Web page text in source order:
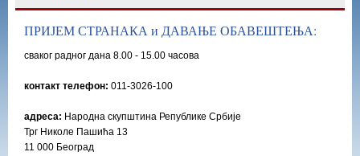
ПРИЈЕМ СТРАНАКА и ДАВАЊЕ ОБАВЕШТЕЊА:
сваког радног дана 8.00 - 15.00 часова
контакт телефон: 011-3026-100
адреса: Народнa скупштинa Републике Србије
Трг Николе Пашића 13
11 000 Београд